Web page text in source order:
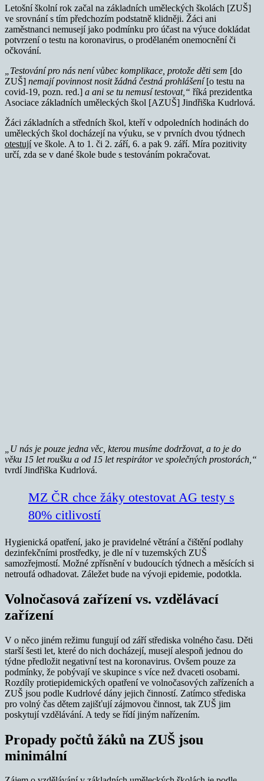
Letošní školní rok začal na základních uměleckých školách [ZUŠ]
ve srovnání s tím předchozím podstatně klidněji. Žáci ani
zaměstnanci nemusejí jako podmínku pro účast na výuce dokládat
potvrzení o testu na koronavirus, o prodělaném onemocnění či
očkování.
„Testování pro nás není vůbec komplikace, protože děti sem [do
ZUŠ] nemají povinnost nosit žádná čestná prohlášení[o testu na
covid-19, pozn. red.] a ani se tu nemusí testovat,“ říká prezidentka
Asociace základních uměleckých škol [AZUŠ] Jindřiška Kudrlová.
Žáci základních a středních škol, kteří v odpoledních hodinách do
uměleckých škol docházejí na výuku, se v prvních dvou týdnech
otestujíve škole. A to 1. či 2. září, 6. a pak 9. září. Míra pozitivity
určí, zda se v dané škole bude s testováním pokračovat.
„U nás je pouze jedna věc, kterou musíme dodržovat, a to je do
věku 15 let roušku a od 15 let respirátor ve společných prostorách,“
tvrdí Jindřiška Kudrlová.
MZ ČR chce žáky otestovat AG testy s
80% citlivostí
Hygienická opatření, jako je pravidelné větrání a čištění podlahy
dezinfekčními prostředky, je dle ní v tuzemských ZUŠ
samozřejmostí. Možné zpřísnění v budoucích týdnech a měsících si
netroufá odhadovat. Záležet bude na vývoji epidemie, podotkla.
Volnočasová zařízení vs. vzdělávací
zařízení
V o něco jiném režimu fungují od září střediska volného času. Děti
starší šesti let, které do nich docházejí, musejí alespoň jednou do
týdne předložit negativní test na koronavirus. Ovšem pouze za
podmínky, že pobývají ve skupince s více než dvaceti osobami.
Rozdíly protiepidemických opatření ve volnočasových zařízeních a
ZUŠ jsou podle Kudrlové dány jejich činností. Zatímco střediska
pro volný čas dětem zajišťují zájmovou činnost, tak ZUŠ jim
poskytují vzdělávání. A tedy se řídí jiným nařízením.
Propady počtů žáků na ZUŠ jsou
minimální